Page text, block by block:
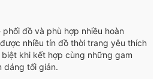
đồ và phù hợp nhiều hoàn
nhiều tín đồ thời trang yêu thích
khi kết hợp cùng những gam
dáng tối giản.